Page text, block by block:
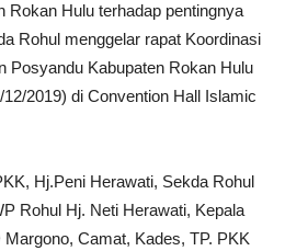
Rokan Hulu terhadap pentingnya
Rohul menggelar rapat Koordinasi
Posyandu Kabupaten Rokan Hulu
2019) di Convention Hall Islamic
Hj.Peni Herawati, Sekda Rohul
Rohul Hj. Neti Herawati, Kepala
Camat, Kades, TP. PKK